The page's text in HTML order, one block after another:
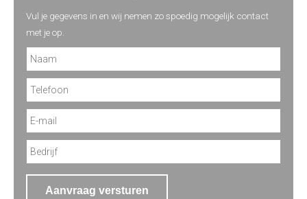
Vul je gegevens in en wij nemen zo spoedig mogelijk contact
met je op.
Aanvraag versturen